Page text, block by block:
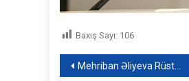
Baxış Sayı: 106
Yazı
Mehriban Əliyeva Rüstəm İbrahimbəyovun vəfatı ilə əlaqədar onun ailəsinə başsağlığı verib – FOTO